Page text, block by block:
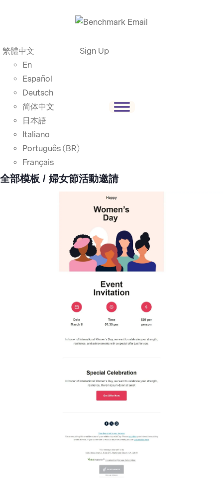
繁體中文
En
Español
Deutsch
简体中文
日本語
Italiano
Português (BR)
Français
Sign Up
全部模板 / 婦女節活動邀請